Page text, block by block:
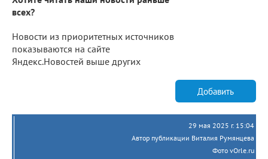
всех?
Новости из приоритетных источников
показываются на сайте
Яндекс.Новостей выше других
Добавить
29 мая 2025 г. 15:04
Автор публикации Виталия Румянцева
Фото vOrle.ru